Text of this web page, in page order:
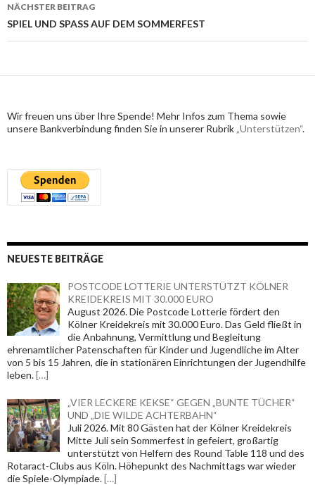
NÄCHSTER BEITRAG
SPIEL UND SPASS AUF DEM SOMMERFEST
Wir freuen uns über Ihre Spende! Mehr Infos zum Thema sowie
unsere Bankverbindung finden Sie in unserer Rubrik „Unterstützen“.
NEUESTE BEITRÄGE
POSTCODE LOTTERIE UNTERSTÜTZT KÖLNER
KREIDEKREIS MIT 30.000 EURO
August 2026. Die Postcode Lotterie fördert den
Kölner Kreidekreis mit 30.000 Euro. Das Geld fließt in
die Anbahnung, Vermittlung und Begleitung
ehrenamtlicher Patenschaften für Kinder und Jugendliche im Alter
von 5 bis 15 Jahren, die in stationären Einrichtungen der Jugendhilfe
leben.[…]
„VIER LECKERE KEKSE“ GEGEN „BUNTE TÜCHER“
UND „DIE WILDE ACHTERBAHN“
Juli 2026. Mit 80 Gästen hat der Kölner Kreidekreis
Mitte Juli sein Sommerfest in gefeiert, großartig
unterstützt von Helfern des Round Table 118 und des
Rotaract-Clubs aus Köln. Höhepunkt des Nachmittags war wieder
die Spiele-Olympiade.[…]